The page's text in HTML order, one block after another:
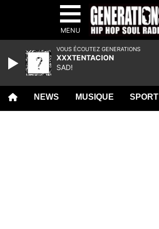
MENU
NEWS MUSIQUE SPORT
VOUS ÉCOUTEZ GENERATIONS
XXXTENTACION
SAD!